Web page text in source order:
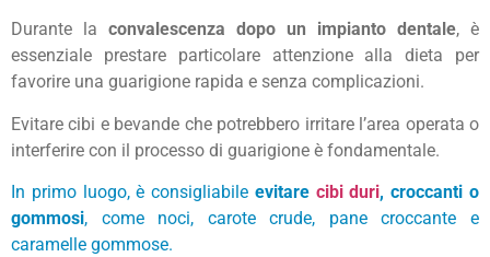
Durante la convalescenza dopo un impianto dentale, è
essenziale prestare particolare attenzione alla dieta per
favorire una guarigione rapida e senza complicazioni.
Evitare cibi e bevande che potrebbero irritare l’area operata o
interferire con il processo di guarigione è fondamentale.
In primo luogo, è consigliabile evitare cibi duri, croccanti o
gommosi, come noci, carote crude, pane croccante e
caramelle gommose.